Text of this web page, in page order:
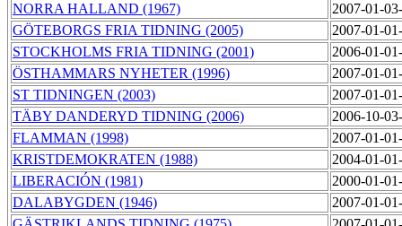
NORRA HALLAND (1967)
2007-01-
GÖTEBORGS FRIA TIDNING (2005)
2007-01-
STOCKHOLMS FRIA TIDNING (2001)
2006-01-
ÖSTHAMMARS NYHETER (1996)
2007-01-
ST TIDNINGEN (2003)
2007-01-
TÄBY DANDERYD TIDNING (2006)
2006-10-
FLAMMAN (1998)
2007-01-
KRISTDEMOKRATEN (1988)
2004-01-
LIBERACIÓN (1981)
2000-01-
DALABYGDEN (1946)
2007-01-